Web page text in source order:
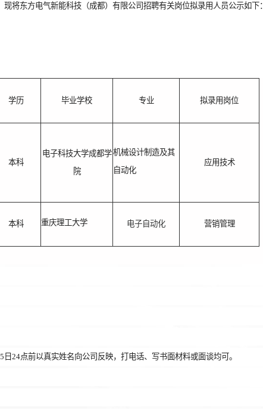
将东方电气新能科技（成都）有限公司招聘有关岗位拟录用人员公示如下：
学历 毕业学校 专业 拟录用岗位
本科
电子科技大学成都学
院
机械设计制造及其
自动化
应用技术
本科 重庆理工大学 电子自动化 营销管理
5 日 24点前以真实姓名向公司反映，打电话、写书面材料或面谈均可。